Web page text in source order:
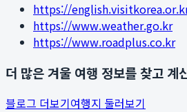
https://
https://www.weather.go.kr
https://www.roadplus.co.kr
더 많은 겨울 여행 정보를 찾고 계
블로그 더보기여행지 둘러보기